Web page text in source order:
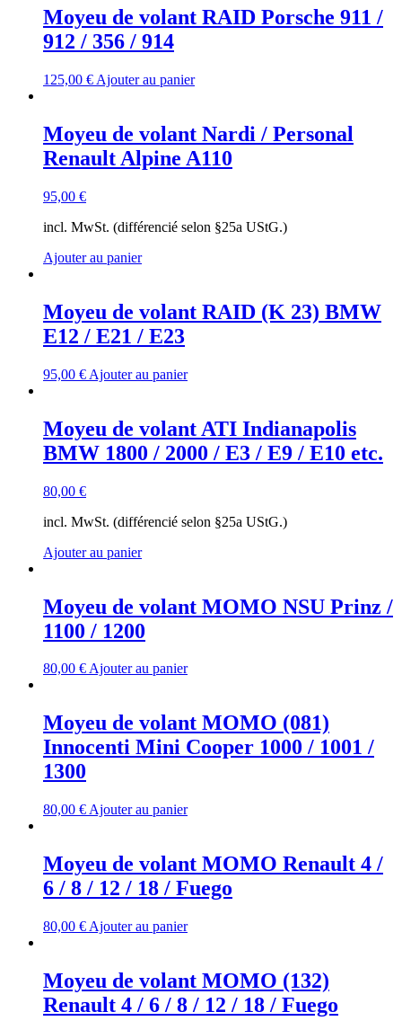
Moyeu de volant RAID Porsche 911 /
912 / 356 / 914
125,00 € Ajouter au panier
Moyeu de volant Nardi / Personal
Renault Alpine A110
95,00 €
incl. MwSt. (différencié selon §25a UStG.)
Ajouter au panier
Moyeu de volant RAID (K 23) BMW
E12 / E21 / E23
95,00 € Ajouter au panier
Moyeu de volant ATI Indianapolis
BMW 1800 / 2000 / E3 / E9 / E10 etc.
80,00 €
incl. MwSt. (différencié selon §25a UStG.)
Ajouter au panier
Moyeu de volant MOMO NSU Prinz /
1100 / 1200
80,00 €Ajouter au panier
Moyeu de volant MOMO (081)
Innocenti Mini Cooper 1000 / 1001 /
1300
80,00 € Ajouter au panier
Moyeu de volant MOMO Renault 4 /
6 / 8 / 12 / 18 / Fuego
80,00 € Ajouter au panier
Moyeu de volant MOMO (132)
Renault 4 / 6 / 8 / 12 / 18 / Fuego